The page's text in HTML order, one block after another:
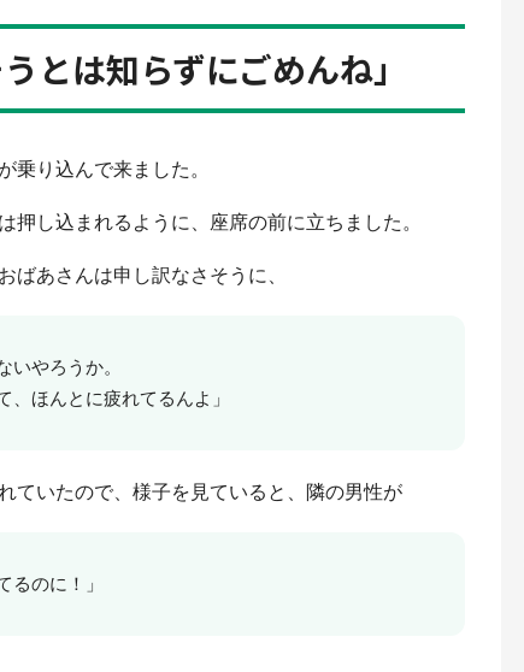
とは知らずにごめんね」
乗り込んで来ました。
し込まれるように、座席の前に立ちました。
ばあさんは申し訳なさそうに、
いやろうか。
ほんとに疲れてるんよ」
ていたので、様子を見ていると、隣の男性が
るのに！」